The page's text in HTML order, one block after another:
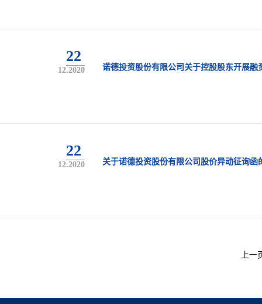
22
12.2020 诺德投资股份有限公司关于控股股东开展融
22
12.2020 关于诺德投资股份有限公司股价异动征询函
上一